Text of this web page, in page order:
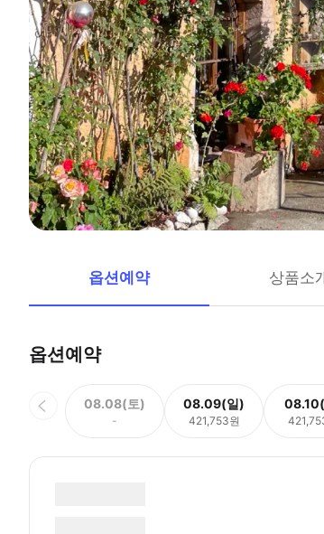
옵션예약 상품소
옵션예약
08.08(토)
-
08.09(일)
421,753원